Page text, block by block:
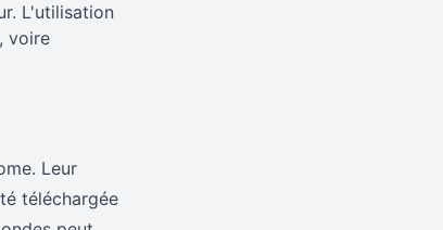
L'utilisation
voire
Leur
téléchargée